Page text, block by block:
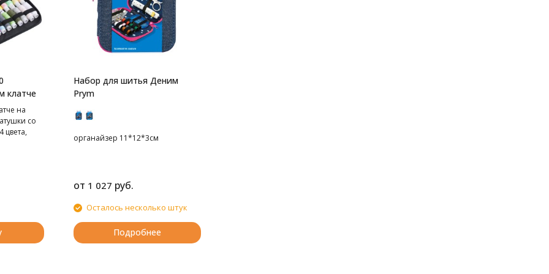
клатче
на
со
цвета,
шт,
- 1 шт,
1 шт,
Набор для шитья Деним
Prym
органайзер 11*12*3см
от 1 027 руб.
Осталось несколько штук
Подробнее